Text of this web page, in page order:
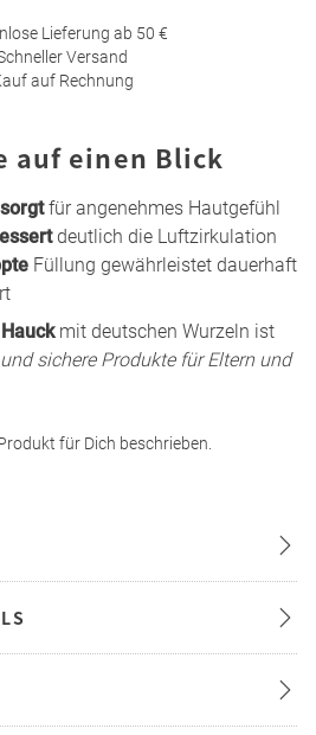
Lieferung ab 50 €
Versand
auf Rechnung
auf einen Blick
für angenehmes Hautgefühl
deutlich die Luftzirkulation
Füllung gewährleistet dauerhaft
Hauckmit deutschen Wurzeln ist
sichere Produkte für Eltern und
für Dich beschrieben.